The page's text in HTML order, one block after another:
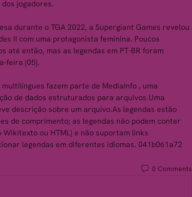
jogadores.
durante o TGA 2022, a Supergiant Games revelou
II com uma protagonista feminina. Poucos
até então, mas as legendas em PT-BR foram
feira (05).
fazem parte de MediaInfo , uma
de dados estruturados para arquivos.Uma
descrição sobre um arquivo.As legendas estão
de comprimento; as legendas não podem conter
Wikitexto ou HTML) e não suportam links
legendas em diferentes idiomas. 041b061a72
0 Comments